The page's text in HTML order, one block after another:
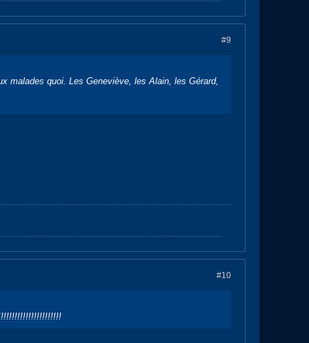
#9
malades quoi. Les Geneviève, les Alain, les Gérard,
#10